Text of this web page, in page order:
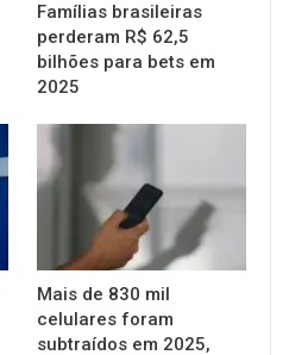
Famílias brasileiras
perderam R$ 62,5
bilhões para bets em
2025
Mais de 830 mil
celulares foram
subtraídos em 2025,